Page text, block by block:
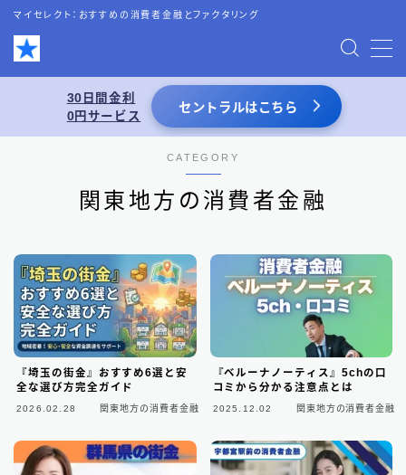
マイセレクト：おすすめの消費者金融とファクタリング
MENU
お問い合わせ
運営者情報
あわせて読みたい
スーパーブラックでも借りれる5chの情報を
活用した借入術まとめ
東京都の消費者金融 31
30日間金利
0円サービス
セントラルはこちら
CATEGORY
関東地方の消費者金融
『埼玉の街金』おすすめ6選と安
全な選び方完全ガイド
2026.02.28 関東地方の消費者金融
『ベルーナノーティス』5chの口
コミから分かる注意点とは
2025.12.02 関東地方の消費者金融